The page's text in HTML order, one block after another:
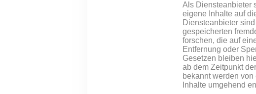
Als Diensteanbieter
eigene Inhalte auf
Diensteanbieter
gespeicherten
forschen, die auf
Entfernung oder
Gesetzen bleiben
ab dem Zeitpunkt
bekannt werden
Inhalte umgehend